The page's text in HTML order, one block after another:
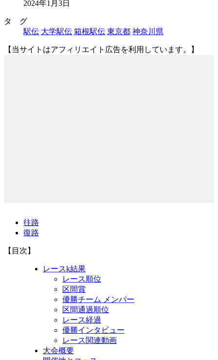
2024年1月3日
タ グ
駅伝 大学駅伝 箱根駅伝 東京都 神奈川県
【当サイトはアフィリエイト広告を利用しています。】
往路
復路
【目次】
レースk結果
レース順位
区間賞
優勝チーム メンバー
区間通過順位
レース経過
優勝インタビュー
レース関連動画
大会概要